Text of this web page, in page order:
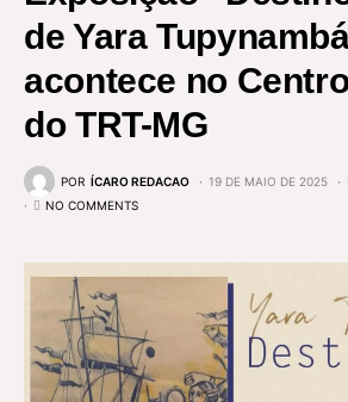
de Yara
acontece no
do TRT-MG
POR ÍCARO REDACAO 19 DE MAIO DE 2025
NO COMMENTS